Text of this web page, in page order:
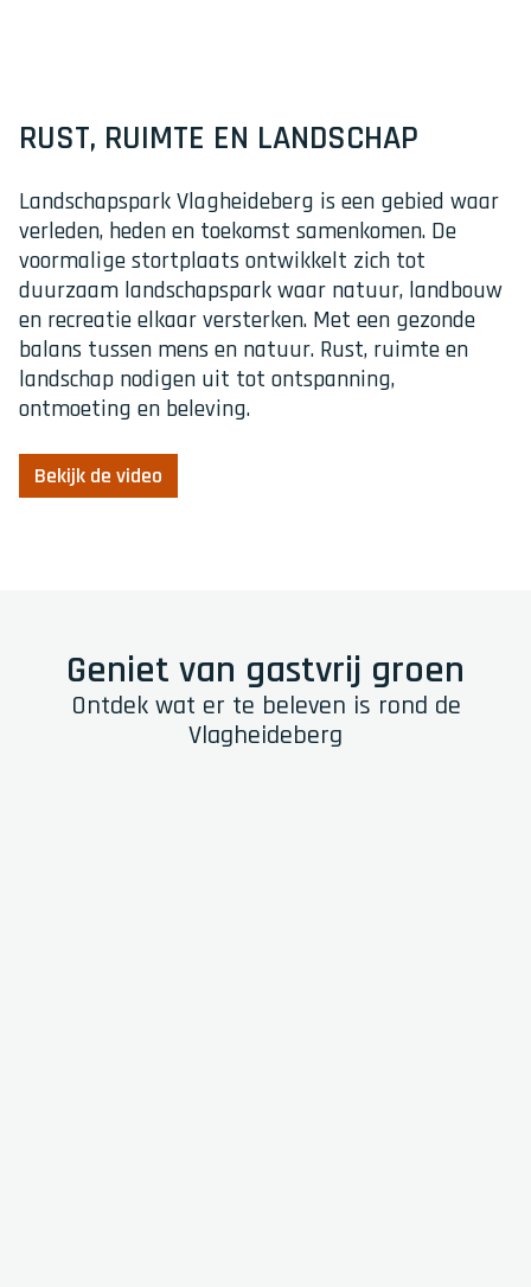
RUST, RUIMTE EN LANDSCHAP
Landschapspark Vlagheideberg is een gebied waar
verleden, heden en toekomst samenkomen. De
voormalige stortplaats ontwikkelt zich tot
duurzaam landschapspark waar natuur, landbouw
en recreatie elkaar versterken. Met een gezonde
balans tussen mens en natuur. Rust, ruimte en
landschap nodigen uit tot ontspanning,
ontmoeting en beleving.
Bekijk de video
Geniet van gastvrij groen
Ontdek wat er te beleven is rond de
Vlagheideberg